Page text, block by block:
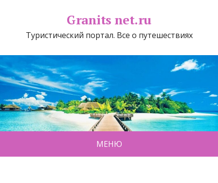
Granits net.ru
Туристический портал. Все о путешествиях
МЕНЮ